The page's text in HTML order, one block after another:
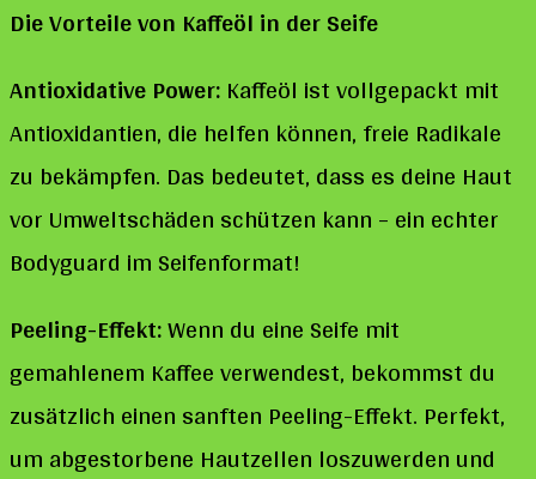
Die Vorteile von Kaffeöl in der Seife
Antioxidative Power:Kaffeöl ist vollgepackt mit
Antioxidantien, die helfen können, freie Radikale
zu bekämpfen. Das bedeutet, dass es deine Haut
vor Umweltschäden schützen kann – ein echter
Bodyguard im Seifenformat!
Peeling-Effekt:Wenn du eine Seife mit
gemahlenem Kaffee verwendest, bekommst du
zusätzlich einen sanften Peeling-Effekt. Perfekt,
um abgestorbene Hautzellen loszuwerden und